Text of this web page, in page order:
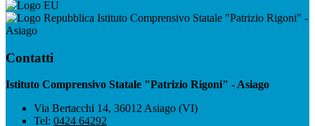
Istituto Comprensivo Statale "Patrizio Rigoni" -
Asiago
Contatti
Istituto Comprensivo Statale "Patrizio Rigoni" - Asiago
Via Bertacchi 14, 36012 Asiago (VI)
Tel: 0424 64292